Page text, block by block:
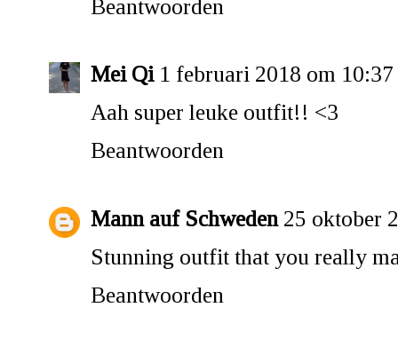
Beantwoorden
Mei Qi 1 februari 2018 om 10:37
Aah super leuke outfit!! <3
Beantwoorden
Mann auf Schweden 25 oktober
Stunning outfit that you really
Beantwoorden